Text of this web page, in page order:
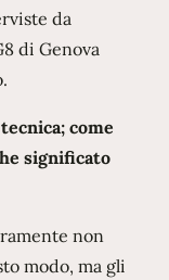
da
di Genova
come
significato
non
modo, ma gli